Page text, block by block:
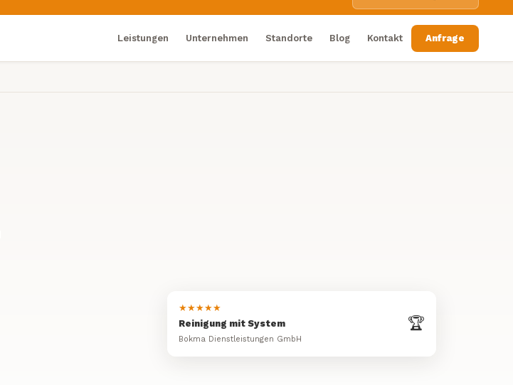
Leistungen Unternehmen Standorte Blog Kontakt Anfrage
★★★★★
Reinigung mit System
Bokma Dienstleistungen GmbH
🏆